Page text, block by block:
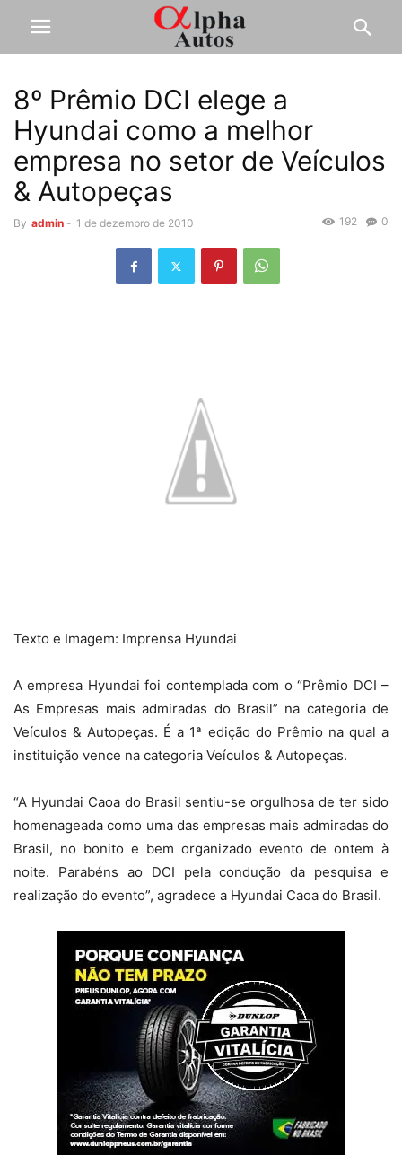
8º Prêmio DCI elege a
Hyundai como a melhor
empresa no setor de Veículos
& Autopeças
By admin - 1 de dezembro de 2010 0
192
Texto e Imagem: Imprensa Hyundai
A empresa Hyundai foi contemplada com o “Prêmio DCI –
As Empresas mais admiradas do Brasil” na categoria de
Veículos & Autopeças. É a 1ª edição do Prêmio na qual a
instituição vence na categoria Veículos & Autopeças.
“A Hyundai Caoa do Brasil sentiu-se orgulhosa de ter sido
homenageada como uma das empresas mais admiradas do
Brasil, no bonito e bem organizado evento de ontem à
noite. Parabéns ao DCI pela condução da pesquisa e
realização do evento”, agradece a Hyundai Caoa do Brasil.